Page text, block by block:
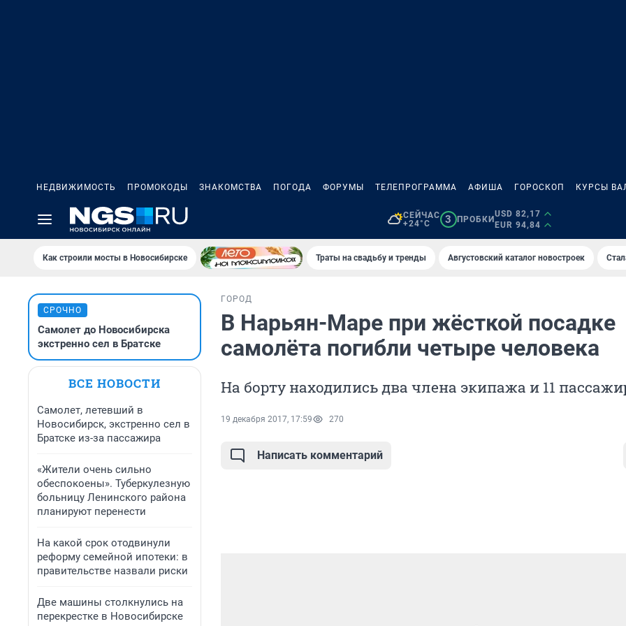
НЕДВИЖИМОСТЬ ПРОМОКОДЫ ЗНАКОМСТВА ПОГОДА ФОРУМЫ ТЕЛЕПРОГРАММА АФИША ГОРОСКОП КУРСЫ
СЕЙЧАС
+24°C
3 ПРОБКИ
USD 82,17
EUR 94,84
Как строили мосты в Новосибирске Траты на свадьбу и тренды Августовский каталог новостроек
СРОЧНО
Самолет до Новосибирска
экстренно сел в Братске
ВСЕ НОВОСТИ
Самолет, летевший в
Новосибирск, экстренно сел в
Братске из-за пассажира
«Жители очень сильно
обеспокоены». Туберкулезную
больницу Ленинского района
планируют перенести
На какой срок отодвинули
реформу семейной ипотеки: в
правительстве назвали риски
Две машины столкнулись на
перекрестке в Новосибирске
ГОРОД
В Нарьян-Маре при жёсткой посадке
самолёта погибли четыре человека
На борту находились два члена экипажа и 11
19 декабря 2017, 17:59 270
Написать комментарий